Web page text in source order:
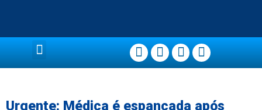
Urgente: Médica é espancada após